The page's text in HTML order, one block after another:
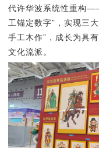
代许华波系统性重构
工锚定数字”，实现三
手工木作”，成长为具
文化流派。